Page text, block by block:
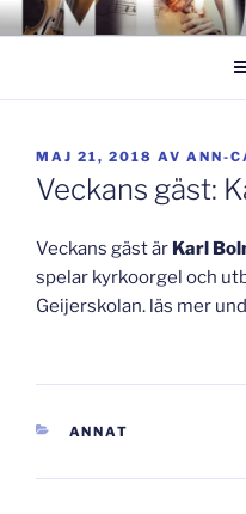
Hoppa
till
– här formas framtiden!
PUBLICERAT
MAJ 21, 2018 AV ANN-
Veckans gäst:
Veckans gäst är Karl
spelar kyrkoorgel och
Geijerskolan. läs mer
KATEGORIER
ANNAT